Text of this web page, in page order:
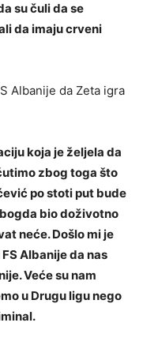
su čuli da se
da imaju crveni
Albanije da Zeta igra
koja je željela da
zbog toga što
po stoti put bude
bio doživotno
neće. Došlo mi je
Albanije da nas
Veće su nam
u Drugu ligu nego